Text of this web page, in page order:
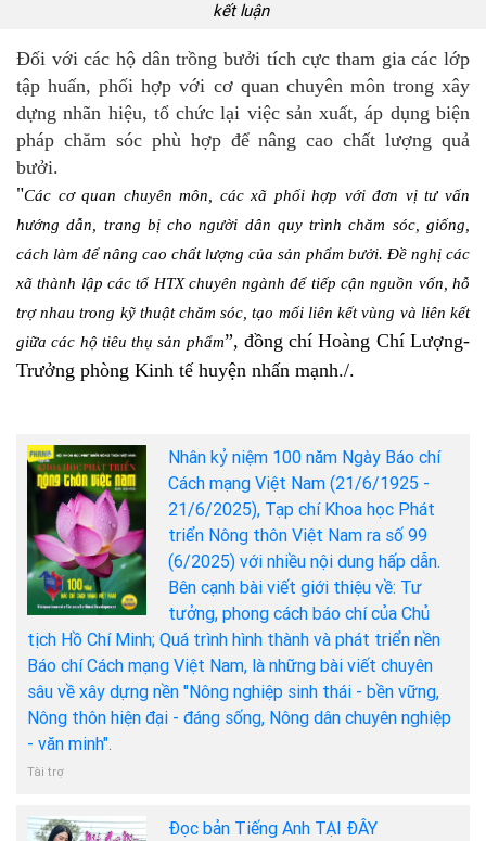
kết luận
Đối với các hộ dân trồng bưởi tích cực tham gia các lớp
tập huấn, phối hợp với cơ quan chuyên môn trong xây
dựng nhãn hiệu, tổ chức lại việc sản xuất, áp dụng biện
pháp chăm sóc phù hợp để nâng cao chất lượng quả
bưởi.
"Các cơ quan chuyên môn, các xã phối hợp với đơn vị tư vấn
hướng dẫn, trang bị cho người dân quy trình chăm sóc, giống,
cách làm để nâng cao chất lượng của sản phẩm bưởi. Đề nghị các
xã thành lập các tổ HTX chuyên ngành để tiếp cận nguồn vốn, hỗ
trợ nhau trong kỹ thuật chăm sóc, tạo mối liên kết vùng và liên kết
giữa các hộ tiêu thụ sản phẩm”, đồng chí Hoàng Chí Lượng-
Trưởng phòng Kinh tế huyện nhấn mạnh./.
Nhân kỷ niệm 100 năm Ngày Báo chí
Cách mạng Việt Nam (21/6/1925 -
21/6/2025), Tạp chí Khoa học Phát
triển Nông thôn Việt Nam ra số 99
(6/2025) với nhiều nội dung hấp dẫn.
Bên cạnh bài viết giới thiệu về: Tư
tưởng, phong cách báo chí của Chủ
tịch Hồ Chí Minh; Quá trình hình thành và phát triển nền
Báo chí Cách mạng Việt Nam, là những bài viết chuyên
sâu về xây dựng nền "Nông nghiệp sinh thái - bền vững,
Nông thôn hiện đại - đáng sống, Nông dân chuyên nghiệp
- văn minh".
Tài trợ
Đọc bản Tiếng Anh TẠI ĐÂY